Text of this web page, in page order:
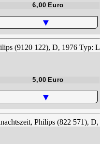
6,00 Euro
▼
5,00 Euro
▼